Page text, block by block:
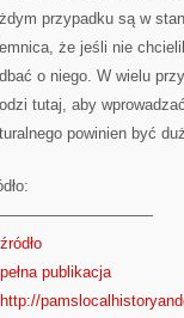
przypadku są w
że jeśli nie
o niego. W wielu
tutaj, aby
powinien być
źródło
pełna publikacja
http://